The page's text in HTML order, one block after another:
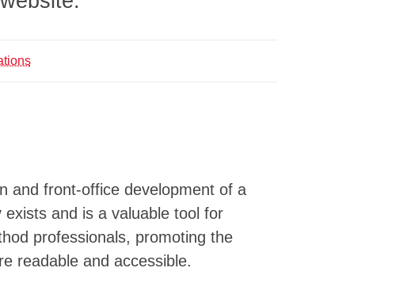
and front-office development of a
and is a valuable tool for
professionals, promoting the
readable and accessible.